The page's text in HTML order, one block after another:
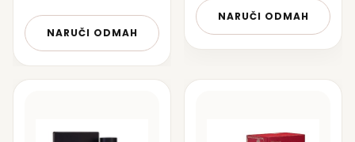
NARUČI ODMAH
NARUČI ODMAH